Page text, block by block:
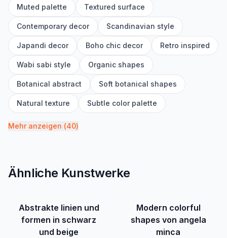
Muted palette Textured surface
Contemporary decor Scandinavian style
Japandi decor Boho chic decor Retro inspired
Wabi sabi style Organic shapes
Botanical abstract Soft botanical shapes
Natural texture Subtle color palette
Mehr anzeigen (40)
Ähnliche Kunstwerke
Abstrakte linien und
formen in schwarz
und beige
Modern colorful
shapes von angela
minca